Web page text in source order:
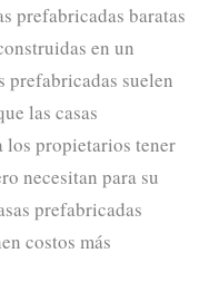
prefabricadas baratas
en un
prefabricadas suelen
las casas
los propietarios tener
necesitan para su
prefabricadas
costos más